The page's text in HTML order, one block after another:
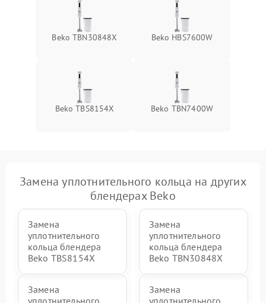
Beko TBN30848X Beko HBS7600W
Beko TBS8154X Beko TBN7400W
Замена уплотнительного кольца на других
блендерах Beko
Замена
уплотнительного
кольца блендера
Beko TBS8154X
Замена
уплотнительного
кольца блендера
Beko TBN30848X
Замена
Замена